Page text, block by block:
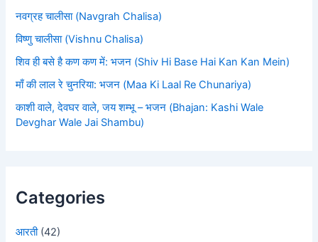
नवग्रह चालीसा (Navgrah Chalisa)
विष्णु चालीसा (Vishnu Chalisa)
शिव ही बसे है कण कण में: भजन (Shiv Hi Base Hai Kan Kan Mein)
माँ की लाल रे चुनरिया: भजन (Maa Ki Laal Re Chunariya)
काशी वाले, देवघर वाले, जय शम्भू – भजन (Bhajan: Kashi Wale
Devghar Wale Jai Shambu)
Categories
आरती(42)